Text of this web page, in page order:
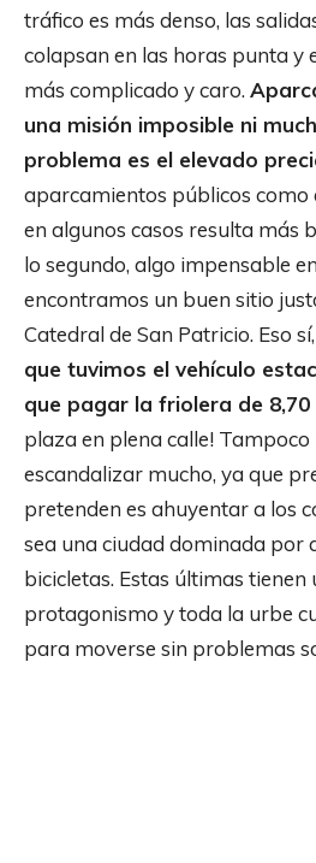
tráfico es más denso, las
colapsan en las horas punta y
más complicado y caro.
una misión imposible ni
problema es el elevado
aparcamientos públicos como
en algunos casos resulta más
lo segundo, algo impensable
encontramos un buen sitio
Catedral de San Patricio. Eso sí,
que tuvimos el vehículo
que pagar la friolera de 8,70
plaza en plena calle!
escandalizar mucho, ya que
pretenden es ahuyentar a los
sea una ciudad dominada por
bicicletas. Estas últimas tienen
protagonismo y toda la urbe
para moverse sin problemas